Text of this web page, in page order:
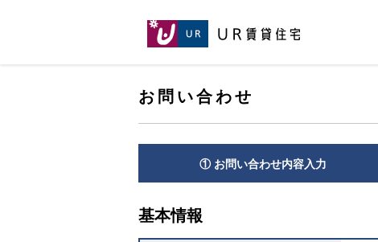
お問い合わせ
① お問い合わせ内容入力
基本情報